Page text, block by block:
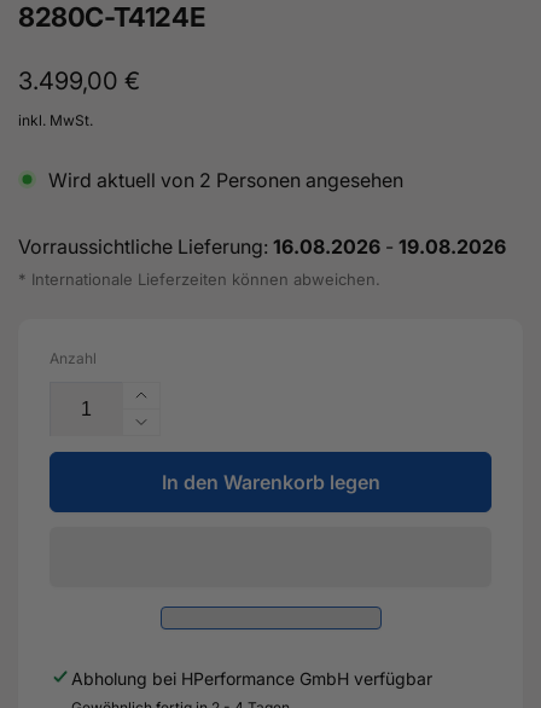
8280C-T4124E
Normaler
Preis
3.499,00 €
inkl. MwSt.
Wird aktuell von 2 Personen angesehen
Vorraussichtliche Lieferung: 16.08.2026 - 19.08.2026
* Internationale Lieferzeiten können abweichen.
Anzahl
Erhöhe
die
Menge
für
TS-
8280
T4
mit
Verringere
die
Menge
für
Turbolader
8280
1.24AR
In den Warenkorb legen
Abholung bei HPerformance GmbH verfügbar